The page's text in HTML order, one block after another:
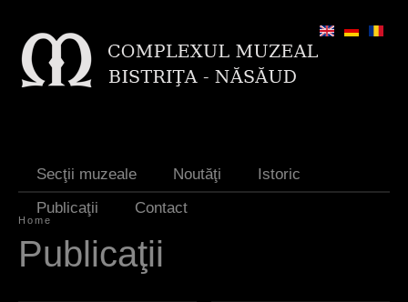
Secţii muzeale Noutăţi
Istoric
Publicaţii
Contact
Y
Home
Publicaţii